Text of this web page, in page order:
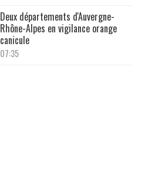
Deux départements d'Auvergne-
Rhône-Alpes en vigilance orange
canicule
07:35